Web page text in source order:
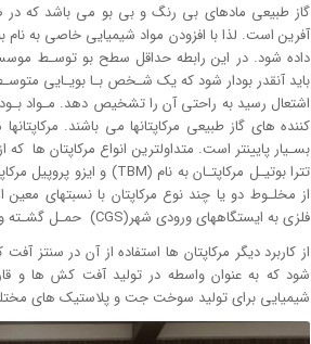
گاز طبیعی ماده­ای بی رنگ و بی بو می باشد که در
آفرین است. لذا با افزودن مواد شیمیایی خاصی به نام
داده شود. در این رابطه حداقل سطح بو توسـط
باید آنقدر بودار شود که یک شـخص بـا بویـایی
اشتعال رسید به راحتی آن را تشخیص دهد. مـواد
کننده های گاز طبیعی مرکاپتان­ها می باشند.
بسـیار پایین­تر است. متداولترین انواع مرکاپتان ها
از مخلـوط دو یا چند نوع مرکاپتان با نسبت­های
فلزی به ایستگاههای ورودی شهر(CGS) حمـل گشـته و در قسمت خروجی ایستگاه تزریق می گردد.
از کاربرد دیگر مرکاپتان ها استفاده از آن در سنتز
شود که به عنوان واسطه در تولید آفت کش ها و
شیمیایی برای تولید سوخت جت و پلاستیک های